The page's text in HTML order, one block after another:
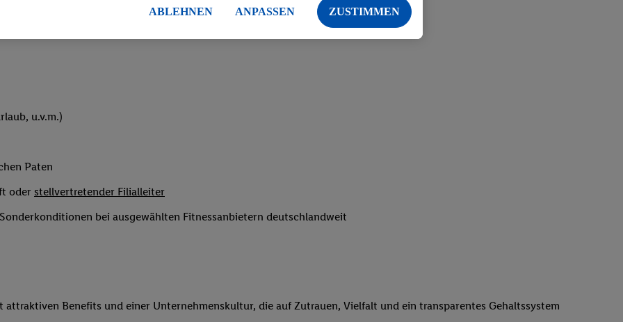
u.v.m.)
Paten
oder stellvertretender Filialleiter
bei ausgewählten Fitnessanbietern deutschlandweit
Benefits und einer Unternehmenskultur, die auf Zutrauen, Vielfalt und ein transparentes Gehaltssystem
Werbung basiert auf der Generierung von auch mit Daten von anderen Diensten
Dies umfasst die Zusammenführung von Daten (z.B. über Ihre Nutzung der Lidl-Dienste,
Lidl-Diensten, Informationen aus Ihrem Kundenkonto - z.B. Alter oder Geschlecht -
dem Zugriff auf Informationen auf Ihren Endgeräten zur Erstellung von Zielgruppen
Im Zusammenhang mit dem Ausspielen dieser Werbung erfolgen Verarbeitungen auch
und Optimierung dieser Werbeausspielungen.
mit einem der oben genannten Partner verwendet werden, um daraus eine
zu erstellen (die sogenannte EUID), die wir sodann ähnlich wie die sogleich
auszuspielen. Hierzu wird von uns und einem der anderen oben genannten Partner
Referenz, wie z.B. Ihrer Mobilfunknummer, eine Kennung für Utiq erstellt. Wir
ABLEHNEN ANPASSEN ZUSTIMMEN